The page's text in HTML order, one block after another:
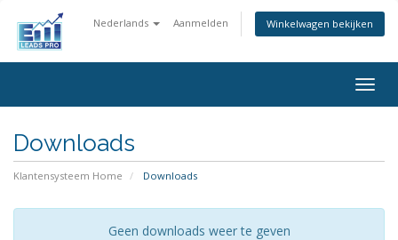
Nederlands Aanmelden Winkelwagen bekijken
Downloads
Klantensysteem Home Downloads
Geen downloads weer te geven